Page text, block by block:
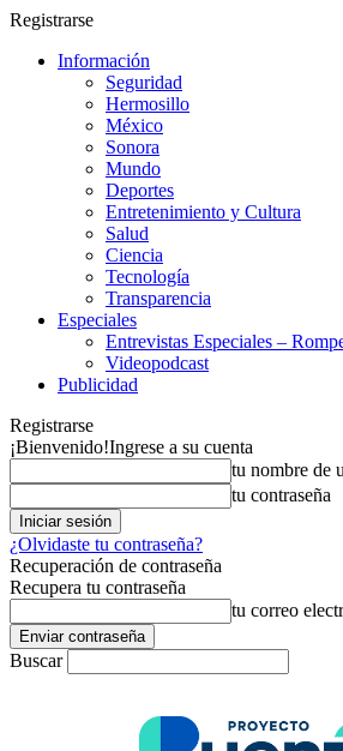
Registrarse
Información
Seguridad
Hermosillo
México
Sonora
Mundo
Deportes
Entretenimiento y Cultura
Salud
Ciencia
Tecnología
Transparencia
Especiales
Entrevistas Especiales –
Videopodcast
Publicidad
Registrarse
¡Bienvenido!Ingrese a su cuenta
tu nombre de
tu contraseña
¿Olvidaste tu contraseña?
Recuperación de contraseña
Recupera tu contraseña
tu correo
Buscar